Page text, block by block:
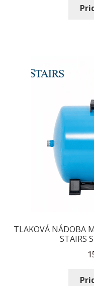
TLAKOVÁ NÁDOBA
STAIRS